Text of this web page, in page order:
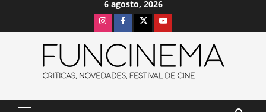
6 agosto, 2026
InstagramFacebook
X Youtube